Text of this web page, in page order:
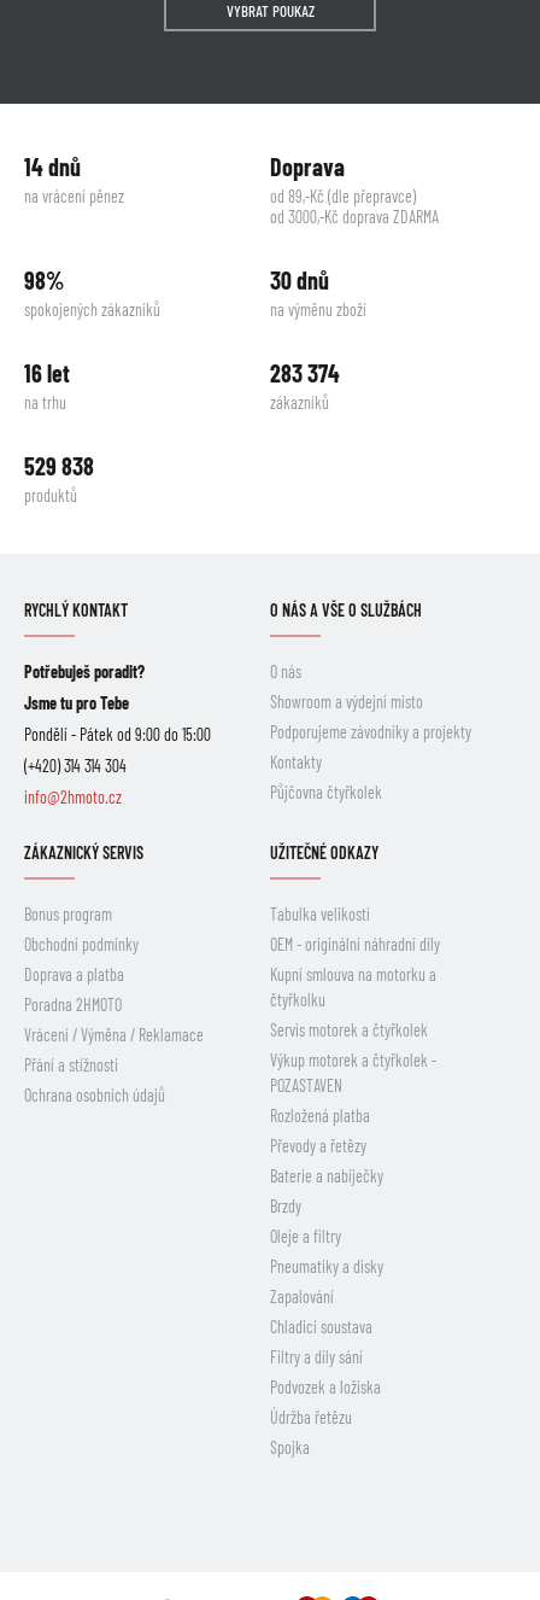
VYBRAT POUKAZ
14 dnů
na vrácení pěnez
Doprava
od 89,-Kč (dle přepravce)
od 3000,-Kč doprava ZDARMA
98%
spokojených zákazníků
30 dnů
na výměnu zboží
16 let
na trhu
283 374
zákazníků
529 838
produktů
RYCHLÝ KONTAKT
Potřebuješ poradit?
Jsme tu pro Tebe
Pondělí - Pátek od 9:00 do 15:00
(+420) 314 314 304
info@2hmoto.cz
O NÁS A VŠE O SLUŽBÁCH
O nás
Showroom a výdejní místo
Podporujeme závodníky a projekty
Kontakty
Půjčovna čtyřkolek
ZÁKAZNICKÝ SERVIS
Bonus program
Obchodní podmínky
Doprava a platba
Poradna 2HMOTO
Vrácení / Výměna / Reklamace
Přání a stížnosti
Ochrana osobních údajů
UŽITEČNÉ ODKAZY
Tabulka velikostí
OEM - originální náhradní díly
Kupní smlouva na motorku a
čtyřkolku
Servis motorek a čtyřkolek
Výkup motorek a čtyřkolek -
POZASTAVEN
Rozložená platba
Převody a řetězy
Baterie a nabíječky
Brzdy
Oleje a filtry
Pneumatiky a disky
Zapalování
Chladicí soustava
Filtry a díly sání
Podvozek a ložiska
Údržba řetězu
Spojka